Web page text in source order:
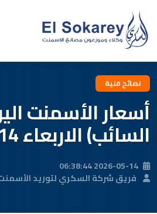
نصائح فنية
أسعار الأسمنت
السائب) الاربعاء 14 مايو 2026
2026-05-14 06:38:44
فريق شركة السكري لتوريد الأسمنت